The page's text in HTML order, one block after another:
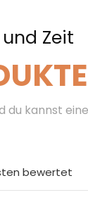
Zeit
kannst
bewertet